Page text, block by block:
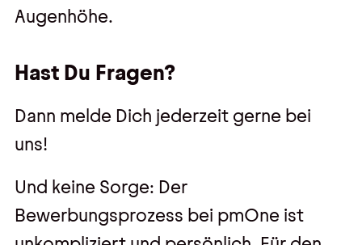
Augenhöhe.
Hast Du Fragen?
Dann melde Dich jederzeit gerne bei
uns!
Und keine Sorge: Der
Bewerbungsprozess bei pmOne ist